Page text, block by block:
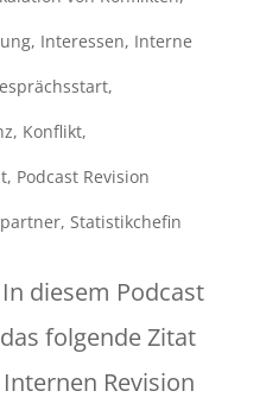
, Interessen, Interne
,
, Konflikt,
, Podcast Revision
, Statistikchefin
diesem Podcast
folgende Zitat
Revision